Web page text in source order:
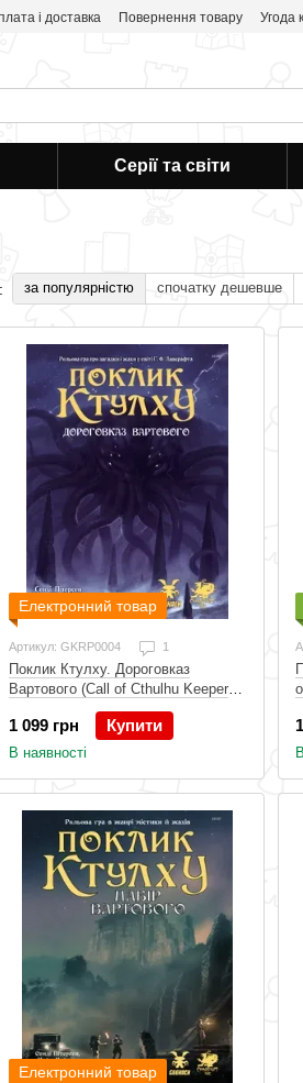
і доставка Повернення товару
Угода
Серії та світи
за популярністю спочатку дешевше
Електронний товар
Артикул: GKRP0004 1
Поклик Ктулху. Дороговказ
Вартового (Call of Cthulhu Keeper
Rulebook) Електронний
1 099 грн Купити
В наявності
Електронний товар